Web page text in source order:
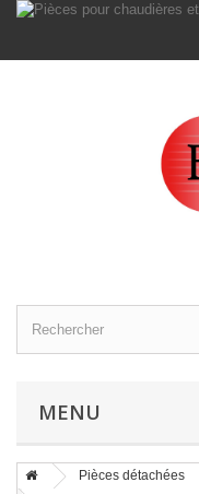
MENU
Pièces détachées